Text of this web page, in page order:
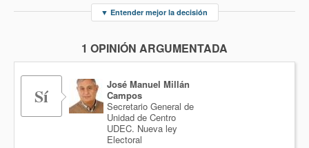
▼ Entender mejor la decisión
1 OPINIÓN ARGUMENTADA
Sí
José Manuel Millán
Campos
Secretario General de
Unidad de Centro
UDEC. Nueva ley
Electoral